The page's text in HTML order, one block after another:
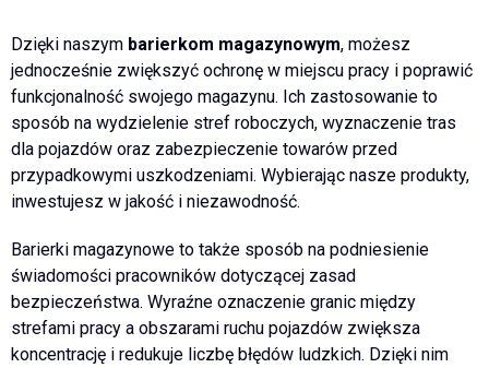
Dzięki naszym barierkom magazynowym, możesz
jednocześnie zwiększyć ochronę w miejscu pracy i poprawić
funkcjonalność swojego magazynu. Ich zastosowanie to
sposób na wydzielenie stref roboczych, wyznaczenie tras
dla pojazdów oraz zabezpieczenie towarów przed
przypadkowymi uszkodzeniami. Wybierając nasze produkty,
inwestujesz w jakość i niezawodność.
Barierki magazynowe to także sposób na podniesienie
świadomości pracowników dotyczącej zasad
bezpieczeństwa. Wyraźne oznaczenie granic między
strefami pracy a obszarami ruchu pojazdów zwiększa
koncentrację i redukuje liczbę błędów ludzkich. Dzięki nim